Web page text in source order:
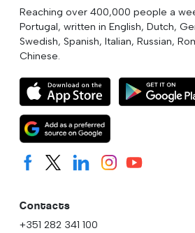
Reaching over 400,000 people a
Portugal, written in English, Dutch,
Swedish, Spanish, Italian, Russian,
Chinese.
Contacts
+351 282 341 100